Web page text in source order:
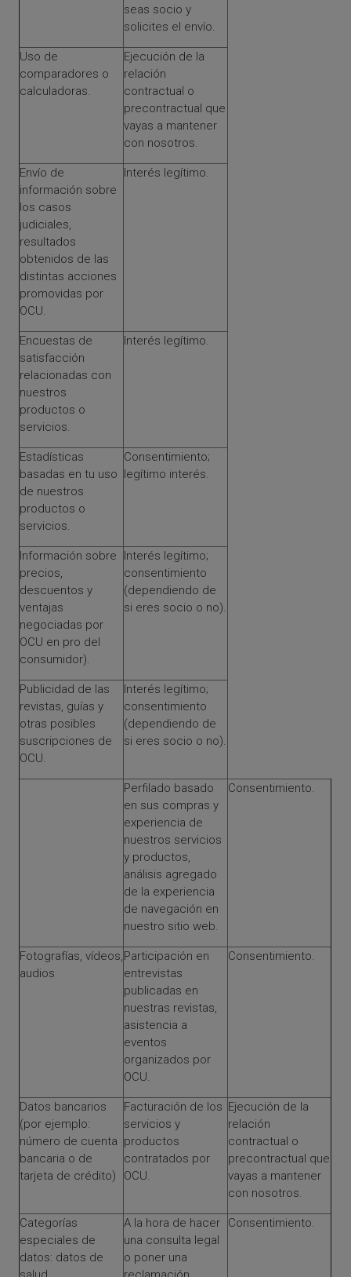
seas socio y
solicites el envío.
Uso de
comparadores o
calculadoras.
Ejecución de la
relación
contractual o
precontractual que
vayas a mantener
con nosotros.
Envío de
información sobre
los casos
judiciales,
resultados
obtenidos de las
distintas acciones
promovidas por
OCU.
Interés legítimo.
Encuestas de
satisfacción
relacionadas con
nuestros
productos o
servicios.
Interés legítimo.
Estadísticas
basadas en tu uso
de nuestros
productos o
servicios.
Consentimiento;
legítimo interés.
Información sobre
precios,
descuentos y
ventajas
negociadas por
OCU en pro del
consumidor).
Interés legítimo;
consentimiento
(dependiendo de
si eres socio o no).
Publicidad de las
revistas, guías y
otras posibles
suscripciones de
OCU.
Interés legítimo;
consentimiento
(dependiendo de
si eres socio o no).
Perfilado basado
en sus compras y
experiencia de
nuestros servicios
y productos,
análisis agregado
de la experiencia
de navegación en
nuestro sitio web.
Consentimiento.
Fotografías, vídeos,
audios
Participación en
entrevistas
publicadas en
nuestras revistas,
asistencia a
eventos
organizados por
OCU.
Consentimiento.
Datos bancarios
(por ejemplo:
número de cuenta
bancaria o de
tarjeta de crédito)
Facturación de los
servicios y
productos
contratados por
OCU.
Ejecución de la
relación
contractual o
precontractual que
vayas a mantener
con nosotros.
Categorías
especiales de
datos: datos de
A la hora de hacer
una consulta legal
o poner una
Consentimiento.